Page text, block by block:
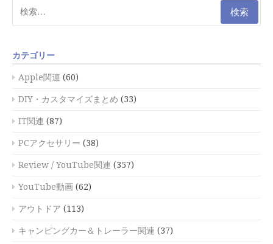
索:
カテゴリー
Apple関連 (60)
DIY・カスタマイズまとめ (33)
IT関連 (87)
PCアクセサリー (38)
Review / YouTube関連 (357)
YouTube動画 (62)
アウトドア (113)
キャンピングカー＆トレーラー関連 (37)